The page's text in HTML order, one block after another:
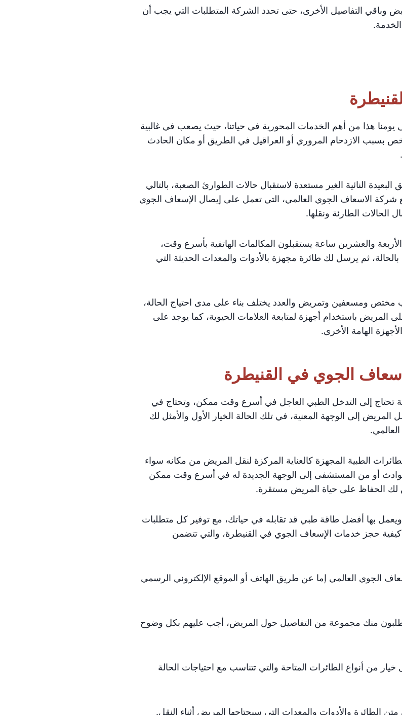
وباقي التفاصيل الأخرى، حتى تحدد الشركة المتطلبات التي يجب أن
الخدمة.
هذا من أهم الخدمات المحورية في حياتنا، حيث يصعب في غالبية
بسبب الازدحام المروري أو العراقيل في الطريق أو مكان الحادث
النائية الغير مستعدة لاستقبال حالات الطوارئ الصعبة، بالتالي
شركة الاسعاف الجوي العالمي، التي تعمل على إيصال الإسعاف الجوي
الحالات الطارئة ونقلها.
والعشرين ساعة يستقبلون المكالمات الهاتفية بأسرع وقت،
بالحالة، ثم يرسل لك طائرة مجهزة بالأدوات والمعدات الحديثة التي
ومسعفين وتمريض والعدد يختلف بناء على مدى احتياج الحالة،
المريض باستخدام أجهزة لمتابعة العلامات الحيوية، كما يوجد على
الهامة الأخرى.
الجوي في القنيطرة
تحتاج إلى التدخل الطبي العاجل في أسرع وقت ممكن، وتحتاج في
إلى الوجهة المعنية، في تلك الحالة الخيار الأول والأمثل لك
الطبية المجهزة كالعناية المركزة لنقل المريض من مكانه سواء
أو من المستشفى إلى الوجهة الجديدة له في أسرع وقت ممكن
الحفاظ على حياة المريض مستقرة.
ويعمل بها أفضل طاقة طبي قد تقابله في حياتك، مع توفير كل متطلبات
حجز خدمات الإسعاف الجوي في القنيطرة، والتي تتضمن
الجوي العالمي إما عن طريق الهاتف أو الموقع الإلكتروني الرسمي
منك مجموعة من التفاصيل حول المريض، أجب عليهم بكل وضوح
من أنواع الطائرات المتاحة والتي تتناسب مع احتياجات الحالة
الطائرة والأدوات والمعدات التي سيحتاجها المريض أثناء النقل.